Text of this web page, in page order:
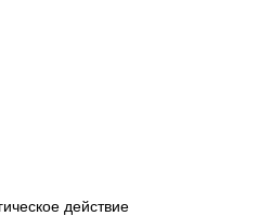
действие